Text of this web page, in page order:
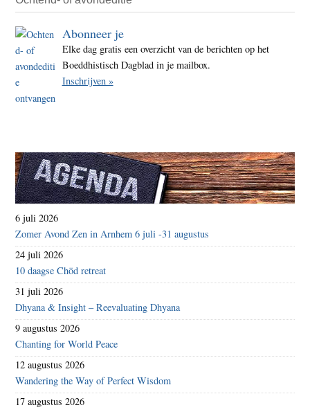
Abonneer je
Elke dag gratis een overzicht van de berichten op het
Boeddhistisch Dagblad in je mailbox.
Inschrijven »
6 juli 2026
Zomer Avond Zen in Arnhem 6 juli -31 augustus
24 juli 2026
10 daagse Chöd retreat
31 juli 2026
Dhyana & Insight – Reevaluating Dhyana
9 augustus 2026
Chanting for World Peace
12 augustus 2026
Wandering the Way of Perfect Wisdom
17 augustus 2026